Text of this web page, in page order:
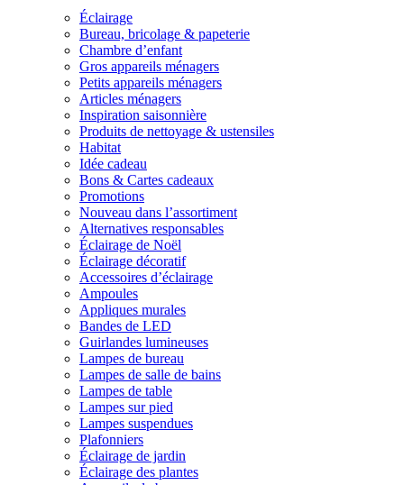
Éclairage
Bureau, bricolage & papeterie
Chambre d’enfant
Gros appareils ménagers
Petits appareils ménagers
Articles ménagers
Inspiration saisonnière
Produits de nettoyage & ustensiles
Habitat
Idée cadeau
Bons & Cartes cadeaux
Promotions
Nouveau dans l’assortiment
Alternatives responsables
Éclairage de Noël
Éclairage décoratif
Accessoires d’éclairage
Ampoules
Appliques murales
Bandes de LED
Guirlandes lumineuses
Lampes de bureau
Lampes de salle de bains
Lampes de table
Lampes sur pied
Lampes suspendues
Plafonniers
Éclairage de jardin
Éclairage des plantes